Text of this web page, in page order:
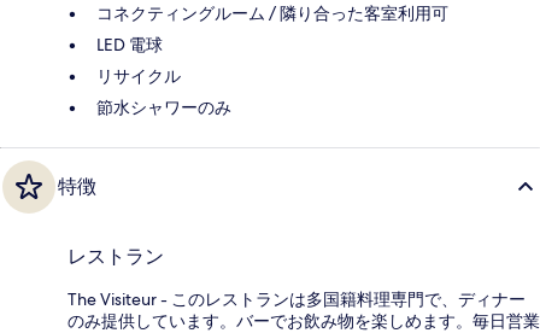
コネクティングルーム / 隣り合った客室利用可
LED 電球
リサイクル
節水シャワーのみ
特徴
レストラン
The Visiteur - このレストランは多国籍料理専門で、ディナー
のみ提供しています。バーでお飲み物を楽しめます。毎日営業